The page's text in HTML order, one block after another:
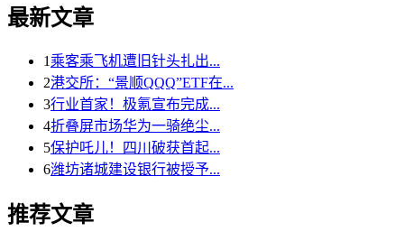
最新文章
1乘客乘飞机遭旧针头扎出...
2港交所：“景顺QQQ”ETF在...
3行业首家！极氪宣布完成...
4折叠屏市场华为一骑绝尘...
5保护吒儿！四川破获首起...
6潍坊诸城建设银行被授予...
推荐文章